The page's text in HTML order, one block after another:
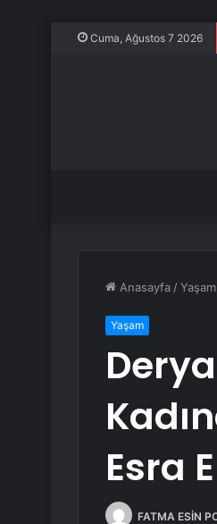
Cuma, Ağustos 7 2026
Anasayfa /Yaşam
Yaşam
Esra
FATMA ESİN